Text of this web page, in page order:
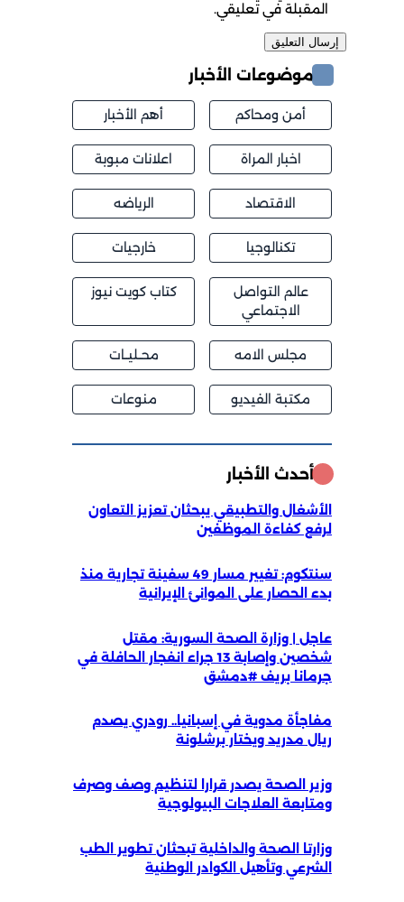
المقبلة في تعليقي.
موضوعات الأخبار
أمن ومحاكم أهم الأخبار
اخبار المراة اعلانات مبوبة
الاقتصاد الرياضه
تكنالوجيا خارجيات
عالم التواصل
الاجتماعي
كتاب كويت نيوز
مجلس الامه محــليــات
مكتبة الفيديو منوعات
أحدث الأخبار
الأشغال والتطبيقي يبحثان تعزيز التعاون
لرفع كفاءة الموظفين
سنتكوم: تغيير مسار 49 سفينة تجارية منذ
بدء الحصار على الموانئ الإيرانية
عاجل | وزارة الصحة السورية: مقتل
شخصين وإصابة 13 جراء انفجار الحافلة في
جرمانا بريف #دمشق
مفاجأة مدوية في إسبانيا.. رودري يصدم
ريال مدريد ويختار برشلونة
وزير الصحة يصدر قرارا لتنظيم وصف وصرف
ومتابعة العلاجات البيولوجية
وزارتا الصحة والداخلية تبحثان تطوير الطب
الشرعي وتأهيل الكوادر الوطنية